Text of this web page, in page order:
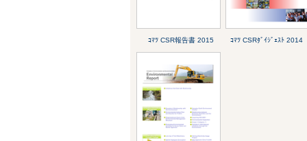
ｺﾏﾂ CSR報告書 2015 ｺﾏﾂ CSRﾀﾞｲｼﾞｪｽﾄ 2014